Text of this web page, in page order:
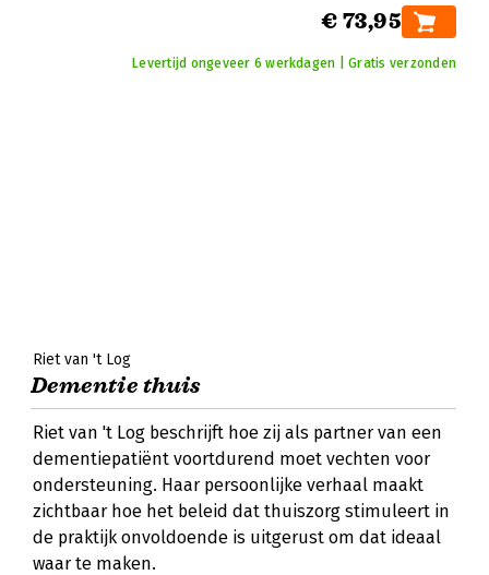
€ 73,95
Levertijd ongeveer 6 werkdagen | Gratis verzonden
Riet van 't Log
Dementie thuis
Riet van 't Log beschrijft hoe zij als partner van een
dementiepatiënt voortdurend moet vechten voor
ondersteuning. Haar persoonlijke verhaal maakt
zichtbaar hoe het beleid dat thuiszorg stimuleert in
de praktijk onvoldoende is uitgerust om dat ideaal
waar te maken.